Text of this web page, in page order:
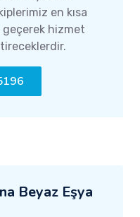
en kısa
hizmet
Beyaz Eşya